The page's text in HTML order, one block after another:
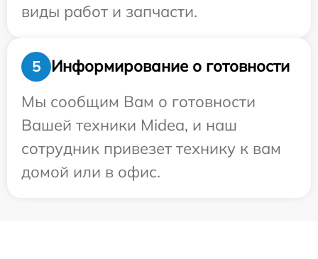
виды работ и запчасти.
5
Информирование о готовности
Мы сообщим Вам о готовности
Вашей техники Midea, и наш
сотрудник привезет технику к вам
домой или в офис.